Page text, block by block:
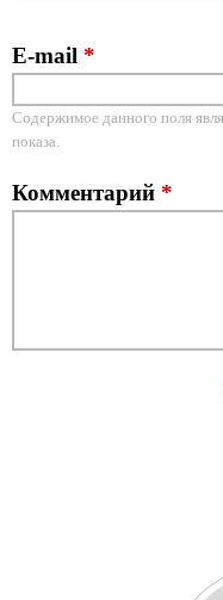
E-mail *
Содержимое данного поля
показа.
Комментарий *